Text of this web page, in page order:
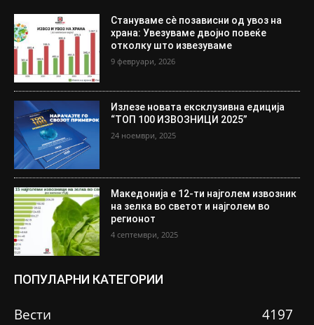
Стануваме сè позависни од увоз на
храна: Увезуваме двојно повеќе
отколку што извезуваме
9 февруари, 2026
Излезе новата ексклузивна едиција
“ТОП 100 ИЗВОЗНИЦИ 2025”
24 ноември, 2025
Македонија е 12-ти најголем извозник
на зелка во светот и најголем во
регионот
4 септември, 2025
ПОПУЛАРНИ КАТЕГОРИИ
Вести
4197